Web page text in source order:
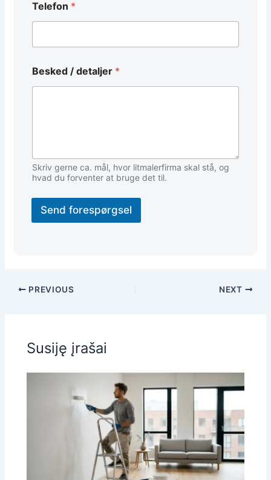
Telefon *
Besked / detaljer *
Skriv gerne ca. mål, hvor litmalerfirma skal stå, og
hvad du forventer at bruge det til.
Send forespørgsel
PREVIOUS NEXT
Susiję įrašai